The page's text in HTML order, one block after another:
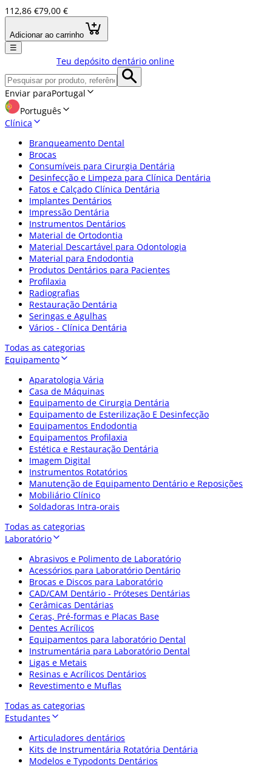
112,86 €79,00 €
Adicionar ao carrinho
☰
Teu depósito dentário online
Enviar paraPortugal
Português
Clínica
Branqueamento Dental
Brocas
Consumíveis para Cirurgia Dentária
Desinfecção e Limpeza para Clínica Dentária
Fatos e Calçado Clínica Dentária
Implantes Dentários
Impressão Dentária
Instrumentos Dentários
Material de Ortodontia
Material Descartável para Odontologia
Material para Endodontia
Produtos Dentários para Pacientes
Profilaxia
Radiografias
Restauração Dentária
Seringas e Agulhas
Vários - Clínica Dentária
Todas as categorias
Equipamento
Aparatologia Vária
Casa de Máquinas
Equipamento de Cirurgia Dentária
Equipamento de Esterilização E Desinfecção
Equipamentos Endodontia
Equipamentos Profilaxia
Estética e Restauração Dentária
Imagem Digital
Instrumentos Rotatórios
Manutenção de Equipamento Dentário e Reposições
Mobiliário Clínico
Soldadoras Intra-orais
Todas as categorias
Laboratório
Abrasivos e Polimento de Laboratório
Acessórios para Laboratório Dentário
Brocas e Discos para Laboratório
CAD/CAM Dentário - Próteses Dentárias
Cerâmicas Dentárias
Ceras, Pré-formas e Placas Base
Dentes Acrílicos
Equipamentos para laboratório Dental
Instrumentária para Laboratório Dental
Ligas e Metais
Resinas e Acrílicos Dentários
Revestimento e Muflas
Todas as categorias
Estudantes
Articuladores dentários
Kits de Instrumentária Rotatória Dentária
Modelos e Typodonts Dentários